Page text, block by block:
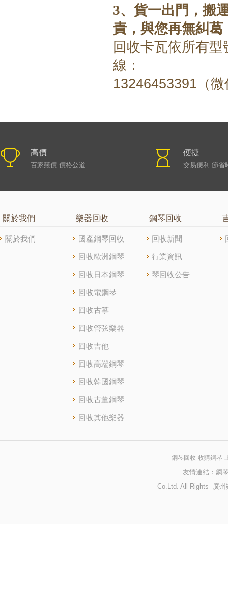
3、貨一出門，搬
責，與您再無糾葛
回收卡瓦依所有
線：
13246453391（
高價
百家競價 價格公道
便捷
交易便利 節省
關於我們
關於我們
樂器回收
國產鋼琴回收
回收歐洲鋼琴
回收日本鋼琴
回收電鋼琴
回收古箏
回收管弦樂器
回收吉他
回收高端鋼琴
回收韓國鋼琴
回收古董鋼琴
回收其他樂器
鋼琴回收
回收新聞
行業資訊
琴回收公告
鋼琴回收-收購鋼琴-
友情連結： 鋼
Co.Ltd. All Rights 廣州